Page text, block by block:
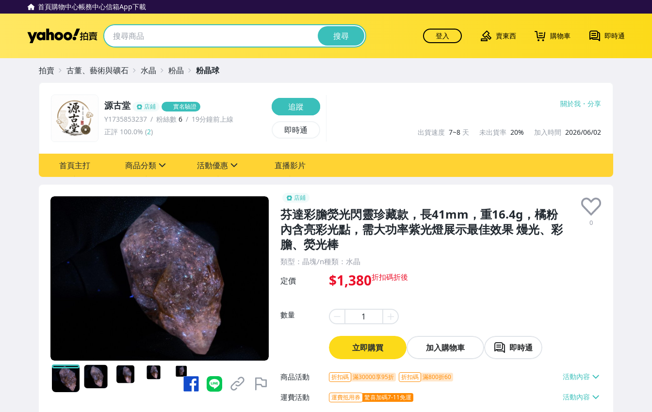
首頁購物中心帳務中心信箱App下載
Yahoo拍賣 搜尋 登入 賣東西 購物車 即時通
店鋪
芬達彩膽熒光閃靈珍藏款，長41mm，重16.4g，橘粉
內含亮彩光點，需大功率紫光燈展示最佳效果 熳光、彩
膽、熒光棒
0
類型：晶塊/n種類：水晶
定價 $1,380
數量
立即購買 加入購物車 即時通
商品活動 折扣碼 滿30000享95折 折扣碼 滿800折60
運費活動 運費抵用券 驚喜加碼7-11免運
源古堂 店鋪 實名驗證
Y1735853237 粉絲數 6
19分鐘前上線
正評 100.0% (2)
追蹤
即時通
關於我 分享
出貨速度 7~8 天 未出貨率 20% 加入時間 2026/06/02
首頁主打 商品分類 活動優惠
[全店] 粉絲專享
直播影片
拍賣 古董、藝術與礦石 水晶 粉晶 粉晶球